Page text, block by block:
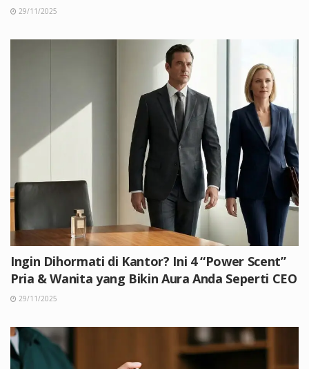
29/11/2025
Ingin Dihormati di Kantor? Ini 4 “Power Scent”
Pria & Wanita yang Bikin Aura Anda Seperti CEO
29/11/2025